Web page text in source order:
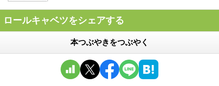
ロールキャベツをシェアする
本つぶやきをつぶやく